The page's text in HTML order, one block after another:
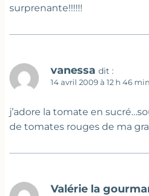
surprenante!!!!!!
vanessa dit :
14 avril 2009 à 12 h 46 min
j’adore la tomate en
de tomates rouges de ma
Valérie la